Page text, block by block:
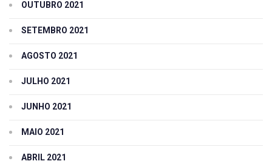
OUTUBRO 2021
SETEMBRO 2021
AGOSTO 2021
JULHO 2021
JUNHO 2021
MAIO 2021
ABRIL 2021